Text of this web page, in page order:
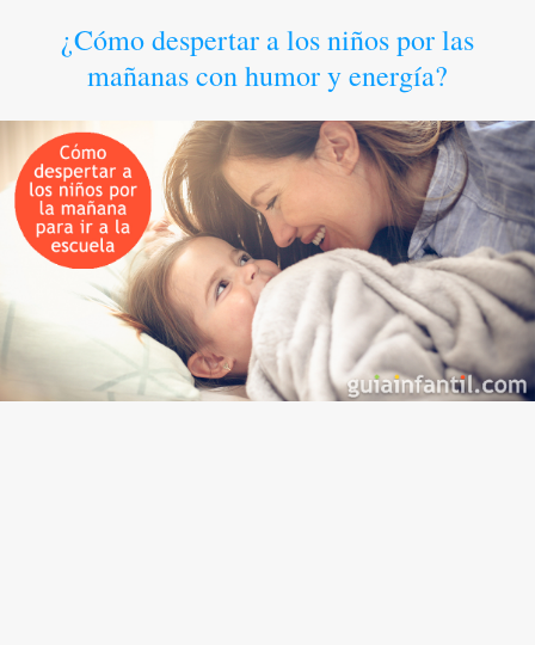
¿Cómo despertar a los niños por las
mañanas con humor y energía?